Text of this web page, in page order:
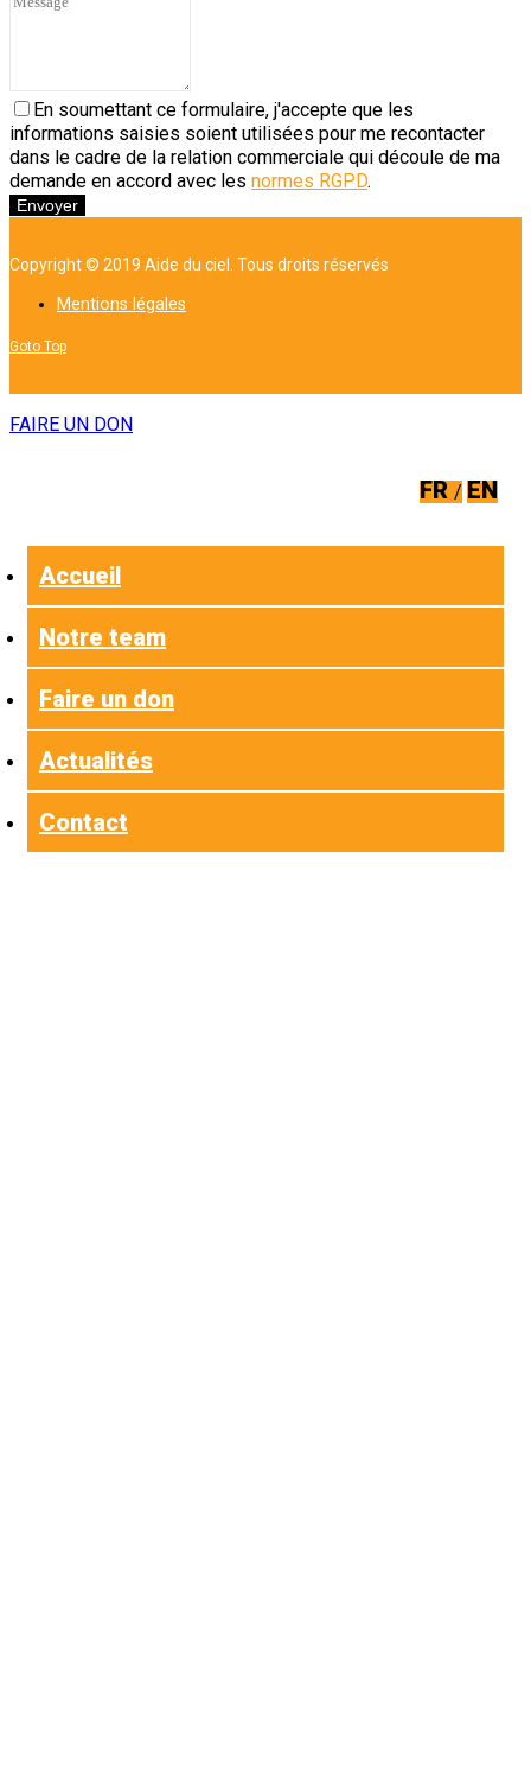
En soumettant ce formulaire, j'accepte que les
informations saisies soient utilisées pour me recontacter
dans le cadre de la relation commerciale qui découle de ma
demande en accord avec les normes RGPD.
Envoyer
Copyright © 2019 Aide du ciel. Tous droits réservés
Mentions légales
Goto Top
FAIRE UN DON
FR EN
Accueil
Notre team
Faire un don
Actualités
Contact